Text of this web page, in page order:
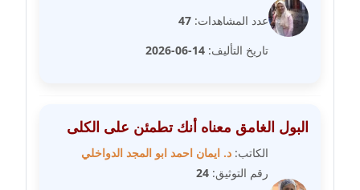
مدونة فاطمة البسريني
مدونة فاطمة حجازي
عاملة
عدد المشاهدات: 47
تاريخ التأليف: 14-06-2026
البول الغامق معناه أنك تطمئن على الكلى
الكاتب: د. ايمان احمد ابو المجد الدواخلي
رقم التوثيق: 24